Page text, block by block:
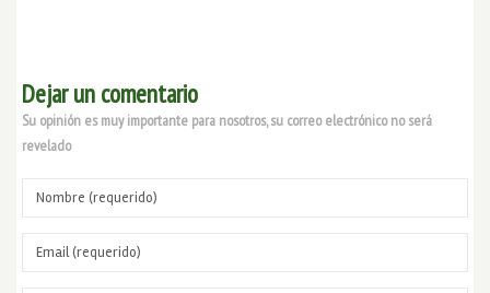
Dejar un comentario
Su opinión es muy importante para nosotros, su correo electrónico no será
revelado